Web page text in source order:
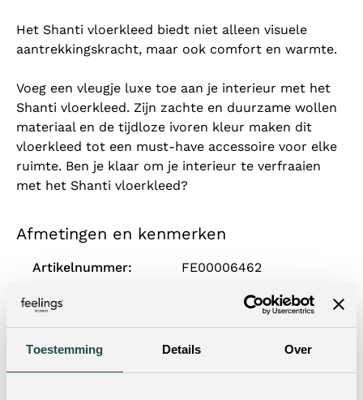
Toestemming Details Over
Het Shanti vloerkleed biedt niet alleen visuele
aantrekkingskracht, maar ook comfort en warmte.
Voeg een vleugje luxe toe aan je interieur met het
Shanti vloerkleed. Zijn zachte en duurzame wollen
materiaal en de tijdloze ivoren kleur maken dit
vloerkleed tot een must-have accessoire voor elke
ruimte. Ben je klaar om je interieur te verfraaien
met het Shanti vloerkleed?
Afmetingen en kenmerken
Artikelnummer: FE00006462
Materiaal:
Kleur: Ivory